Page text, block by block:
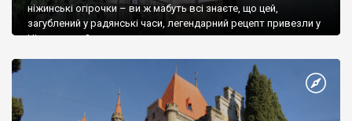
ніжинські огірочки – ви ж мабуть всі знаєте, що цей,
загублений у радянські часи, легендарний рецепт привезли у
Ніжин греки?